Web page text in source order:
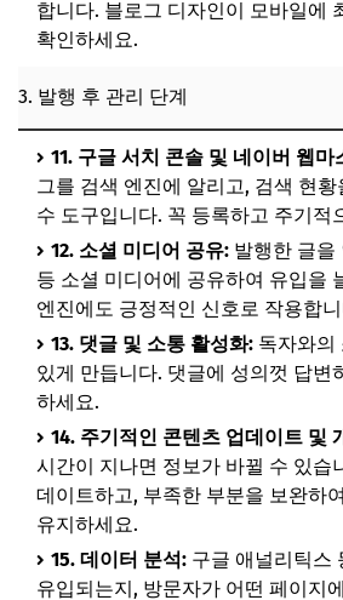
합니다. 블로그 디자인이 모바일에
확인하세요.
3. 발행 후 관리 단계
11. 구글 서치 콘솔 및 네이버 웹마
그를 검색 엔진에 알리고, 검색 현
수 도구입니다. 꼭 등록하고 주기적
12. 소셜 미디어 공유: 발행한 글을
등 소셜 미디어에 공유하여 유입을
엔진에도 긍정적인 신호로 작용합
13. 댓글 및 소통 활성화: 독자와의
있게 만듭니다. 댓글에 성의껏 답변
하세요.
14. 주기적인 콘텐츠 업데이트 및
시간이 지나면 정보가 바뀔 수 있습
데이트하고, 부족한 부분을 보완하여
유지하세요.
15. 데이터 분석: 구글 애널리틱스
유입되는지, 방문자가 어떤 페이지